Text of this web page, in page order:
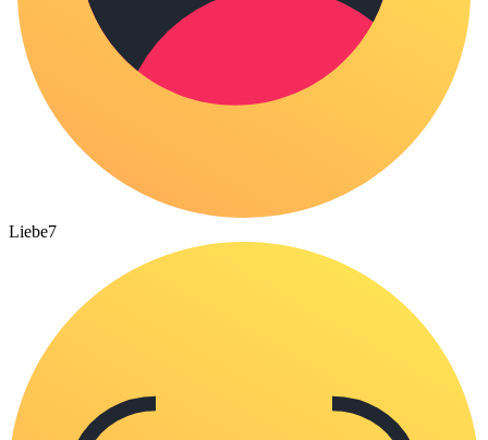
Liebe7